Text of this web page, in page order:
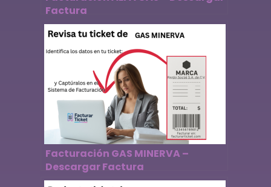
Factura
Facturación GAS MINERVA –
Descargar Factura